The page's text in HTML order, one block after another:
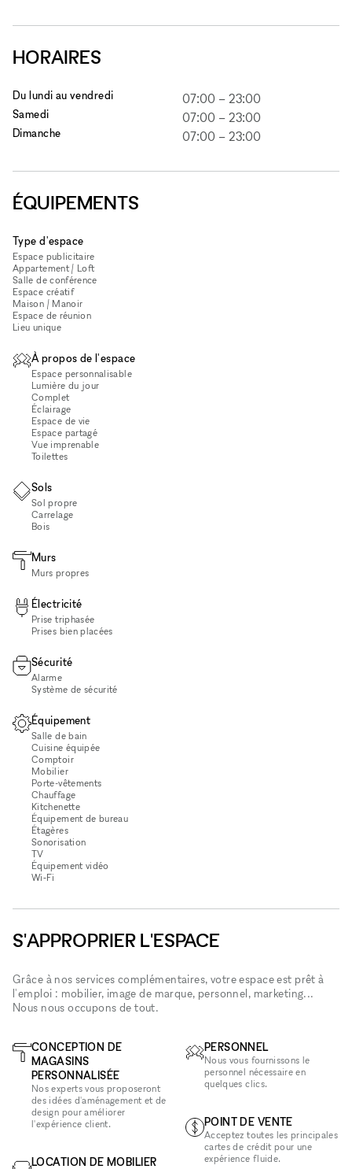
HORAIRES
Du lundi au vendredi 07:00 – 23:00
Samedi 07:00 – 23:00
Dimanche 07:00 – 23:00
ÉQUIPEMENTS
Type d'espace
Espace publicitaire
Appartement / Loft
Salle de conférence
Espace créatif
Maison / Manoir
Espace de réunion
Lieu unique
À propos de l'espace
Espace personnalisable
Lumière du jour
Complet
Éclairage
Espace de vie
Espace partagé
Vue imprenable
Toilettes
Sols
Sol propre
Carrelage
Bois
Murs
Murs propres
Électricité
Prise triphasée
Prises bien placées
Sécurité
Alarme
Système de sécurité
Équipement
Salle de bain
Cuisine équipée
Comptoir
Mobilier
Porte-vêtements
Chauffage
Kitchenette
Équipement de bureau
Étagères
Sonorisation
TV
Équipement vidéo
Wi‑Fi
S'APPROPRIER L'ESPACE
Grâce à nos services complémentaires, votre espace est prêt à
l'emploi : mobilier, image de marque, personnel, marketing...
Nous nous occupons de tout.
CONCEPTION DE
MAGASINS
PERSONNALISÉE
Nos experts vous proposeront
des idées d'aménagement et de
design pour améliorer
l'expérience client.
LOCATION DE MOBILIER
PERSONNEL
Nous vous fournissons le
personnel nécessaire en
quelques clics.
POINT DE VENTE
Acceptez toutes les principales
cartes de crédit pour une
expérience fluide.